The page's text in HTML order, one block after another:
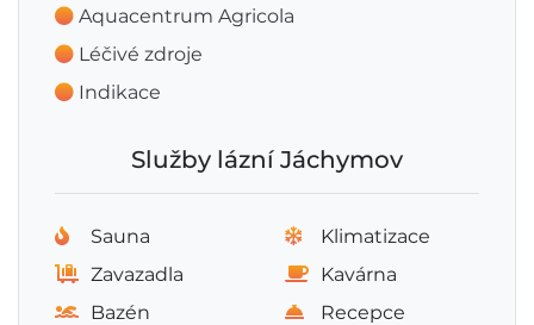
Aquacentrum Agricola
Léčivé zdroje
Indikace
Služby lázní Jáchymov
Sauna
Klimatizace
Zavazadla
Kavárna
Bazén
Recepce